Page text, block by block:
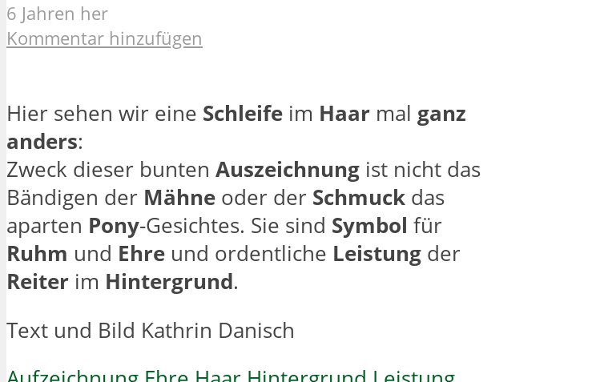
6 Jahren her
Kommentar hinzufügen
Hier sehen wir eine Schleife im Haar mal ganz
anders:
Zweck dieser bunten Auszeichnung ist nicht das
Bändigen der Mähne oder der Schmuck das
aparten Pony-Gesichtes. Sie sind Symbol für
Ruhm und Ehre und ordentliche Leistung der
Reiter im Hintergrund.
Text und Bild Kathrin Danisch